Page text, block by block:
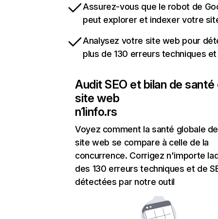
Assurez-vous que le robot de
peut explorer et indexer votre
Analysez votre site web pour
plus de 130 erreurs techniques et
Audit SEO et bilan de santé
site web
n1info.rs
Voyez comment la santé globale
site web se compare à celle de la
concurrence. Corrigez n'importe
des 130 erreurs techniques et de
détectées par notre outil